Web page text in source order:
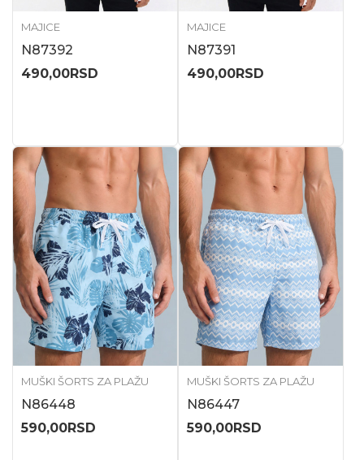
MAJICE
N87392
490,00RSD
MAJICE
N87391
490,00RSD
MUŠKI ŠORTS ZA PLAŽU
N86448
590,00RSD
MUŠKI ŠORTS ZA PLAŽU
N86447
590,00RSD